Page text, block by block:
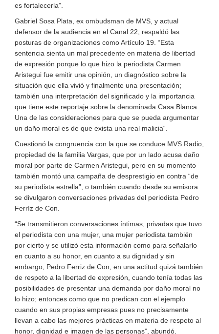
es fortalecerla”.
Gabriel Sosa Plata, ex ombudsman de MVS, y actual
defensor de la audiencia en el Canal 22, respaldó las
posturas de organizaciones como Artículo 19. “Esta
sentencia sienta un mal precedente en materia de libertad
de expresión porque lo que hizo la periodista Carmen
Aristegui fue emitir una opinión, un diagnóstico sobre la
situación que ella vivió y finalmente una presentación;
también una interpretación del significado y la importancia
que tiene este reportaje sobre la denominada Casa Blanca.
Una de las consideraciones para que se pueda argumentar
un daño moral es de que exista una real malicia“.
Cuestionó la congruencia con la que se conduce MVS Radio,
propiedad de la familia Vargas, que por un lado acusa daño
moral por parte de Carmen Aristegui, pero en su momento
también montó una campaña de desprestigio en contra “de
su periodista estrella”, o también cuando desde su emisora
se divulgaron conversaciones privadas del periodista Pedro
Ferríz de Con.
“Se transmitieron conversaciones íntimas, privadas que tuvo
el periodista con una mujer, una mujer periodista también
por cierto y se utilizó esta información como para señalarlo
en cuanto a su honor, en cuanto a su dignidad y sin
embargo, Pedro Ferriz de Con, en una actitud quizá también
de respeto a la libertad de expresión, cuando tenía todas las
posibilidades de presentar una demanda por daño moral no
lo hizo; entonces como que no predican con el ejemplo
cuando en sus propias empresas pues no precisamente
llevan a cabo las mejores prácticas en materia de respeto al
honor, dignidad e imagen de las personas”, abundó.